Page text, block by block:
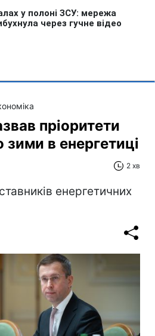
пріоритети
зими в енергетиці
2 хв
енергетичних